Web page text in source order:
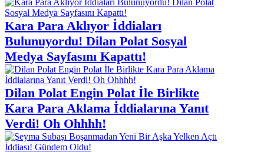
Kara Para Aklıyor İddiaları
Bulunuyordu! Dilan Polat Sosyal
Medya Sayfasını Kapattı!
Dilan Polat Engin Polat İle Birlikte
Kara Para Aklama İddialarına Yanıt
Verdi! Oh Ohhhh!